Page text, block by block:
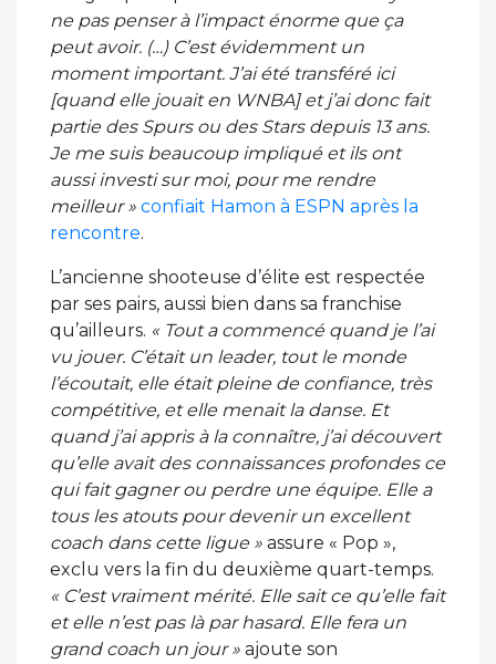
ne pas penser à l’impact énorme que ça
peut avoir. (…) C’est évidemment un
moment important. J’ai été transféré ici
[quand elle jouait en WNBA] et j’ai donc fait
partie des Spurs ou des Stars depuis 13 ans.
Je me suis beaucoup impliqué et ils ont
aussi investi sur moi, pour me rendre
meilleur » confiait Hamon à ESPN après la
rencontre.
L’ancienne shooteuse d’élite est respectée
par ses pairs, aussi bien dans sa franchise
qu’ailleurs. « Tout a commencé quand je l’ai
vu jouer. C’était un leader, tout le monde
l’écoutait, elle était pleine de confiance, très
compétitive, et elle menait la danse. Et
quand j’ai appris à la connaître, j’ai découvert
qu’elle avait des connaissances profondes ce
qui fait gagner ou perdre une équipe. Elle a
tous les atouts pour devenir un excellent
coach dans cette ligue » assure « Pop »,
exclu vers la fin du deuxième quart-temps.
« C’est vraiment mérité. Elle sait ce qu’elle fait
et elle n’est pas là par hasard. Elle fera un
grand coach un jour » ajoute son